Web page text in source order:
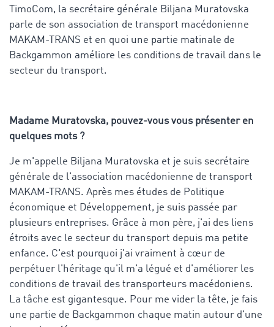
TimoCom, la secrétaire générale Biljana Muratovska
parle de son association de transport macédonienne
MAKAM-TRANS et en quoi une partie matinale de
Backgammon améliore les conditions de travail dans le
secteur du transport.
Madame Muratovska, pouvez-vous vous présenter en
quelques mots ?
Je m'appelle Biljana Muratovska et je suis secrétaire
générale de l'association macédonienne de transport
MAKAM-TRANS. Après mes études de Politique
économique et Développement, je suis passée par
plusieurs entreprises. Grâce à mon père, j'ai des liens
étroits avec le secteur du transport depuis ma petite
enfance. C'est pourquoi j'ai vraiment à cœur de
perpétuer l'héritage qu'il m'a légué et d'améliorer les
conditions de travail des transporteurs macédoniens.
La tâche est gigantesque. Pour me vider la tête, je fais
une partie de Backgammon chaque matin autour d'une